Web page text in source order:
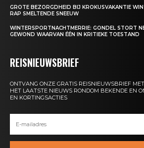
GROTE BEZORGDHEID BIJ KROKUSVAKANTIE
RAP SMELTENDE SNEEUW
WINTERSPORTNACHTMERRIE: GONDEL STORT
GEWOND WAARVAN ÉÉN IN KRITIEKE TOESTAND
REISNIEUWSBRIEF
ONTVANG ONZE GRATIS REISNIEUWSBRIEF
HET LAATSTE NIEUWS RONDOM BEKENDE EN
EN KORTINGSACTIES